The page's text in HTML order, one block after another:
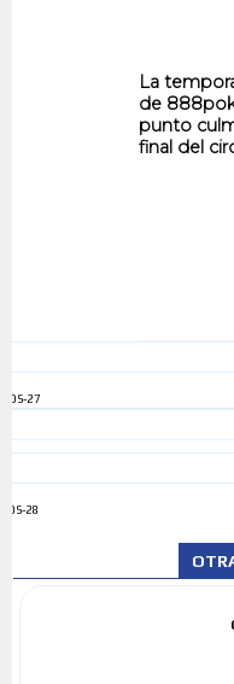
La
de
punto
final del
ADS-27
ADS-28